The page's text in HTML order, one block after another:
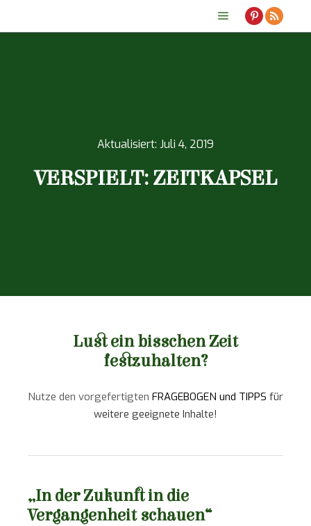
Hauptmenü
Aktualisiert: Juli 4, 2019
VERSPIELT: ZEITKAPSEL
Lust ein bisschen Zeit
festzuhalten?
Nutze den vorgefertigten FRAGEBOGEN und TIPPS für
weitere geeignete Inhalte!
„In der Zukunft in die
Vergangenheit schauen“